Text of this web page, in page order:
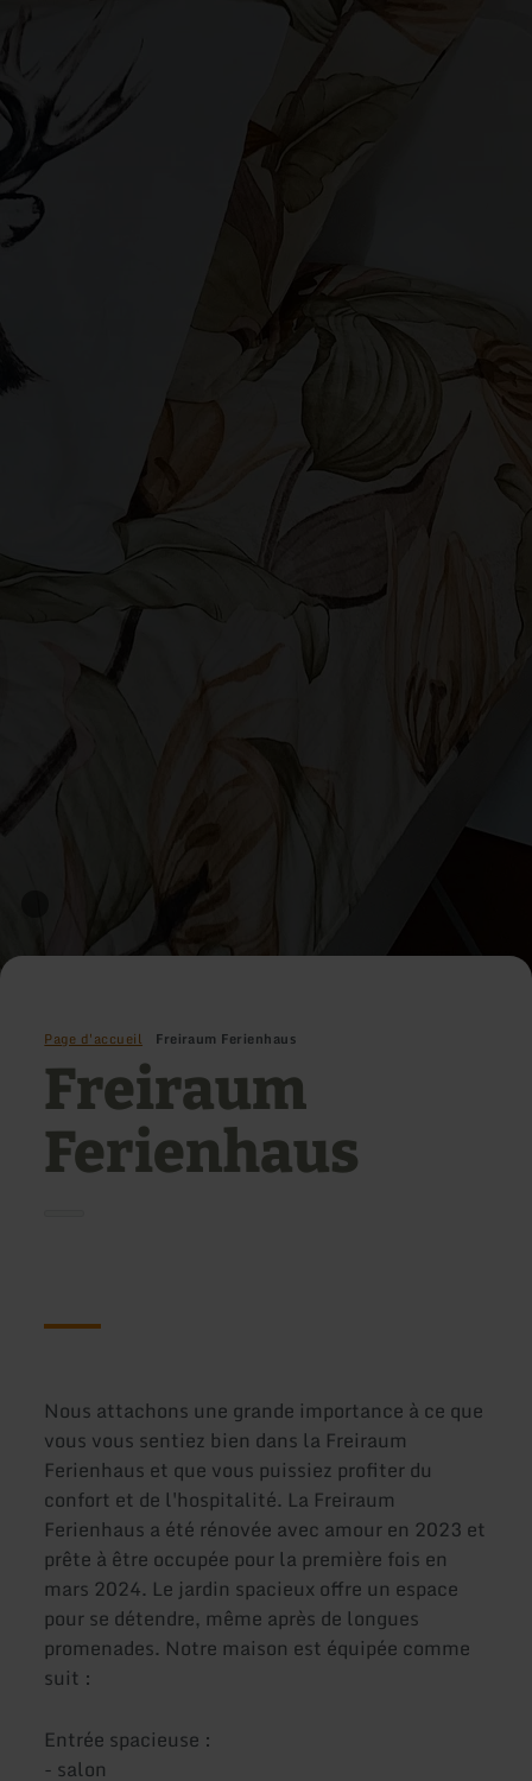
Page d'accueil Freiraum Ferienhaus
Freiraum
Ferienhaus
Nous attachons une grande importance à ce que
vous vous sentiez bien dans la Freiraum
Ferienhaus et que vous puissiez profiter du
confort et de l'hospitalité. La Freiraum
Ferienhaus a été rénovée avec amour en 2023 et
prête à être occupée pour la première fois en
mars 2024. Le jardin spacieux offre un espace
pour se détendre, même après de longues
promenades. Notre maison est équipée comme
suit :
Entrée spacieuse :
- salon